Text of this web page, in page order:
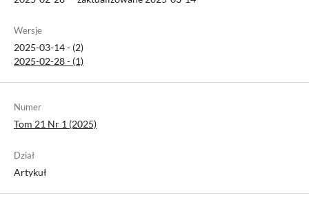
Wersje
2025-03-14 - (2)
2025-02-28 - (1)
Numer
Tom 21 Nr 1 (2025)
Dział
Artykuł